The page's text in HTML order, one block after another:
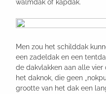
walmdak of kapdak.
Men zou het schilddak
een zadeldak en een
de dakvlakken aan alle
het daknok, die geen
grootte van het dak een